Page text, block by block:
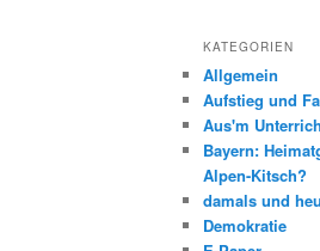
KATEGORIEN
Allgemein
Aufstieg und
Aus'm
Bayern:
Alpen-Kitsch?
damals und
Demokratie